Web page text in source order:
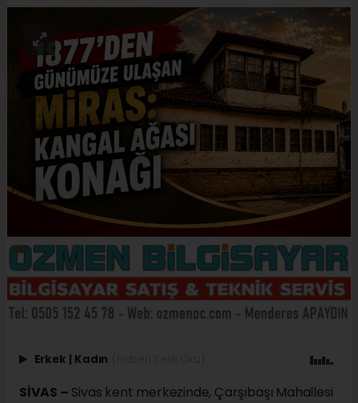
Erkek | Kadın
SİVAS – Sivas kent merkezinde, Çarşıbaşı Mahallesi